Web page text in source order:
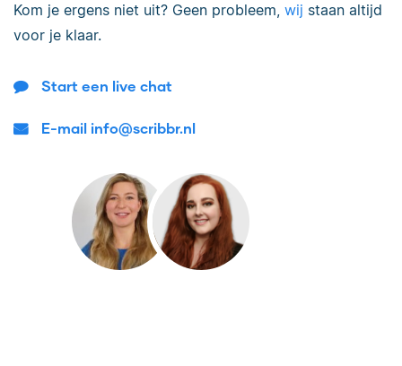
Kom je ergens niet uit? Geen probleem, wij staan altijd
voor je klaar.
Start een live chat
E-mail info@scribbr.nl